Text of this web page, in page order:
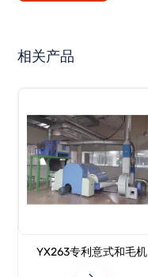
相关产品
YX263专利意式和毛机